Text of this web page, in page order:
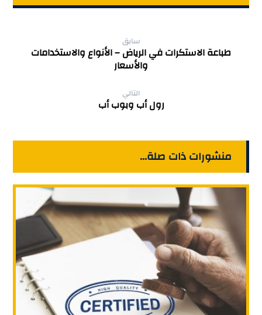
سابق
طباعة الاستكرات في الرياض – الأنواع والاستخدامات
والأسعار
التالي
رول أب وبوب أب
منشورات ذات صلة...